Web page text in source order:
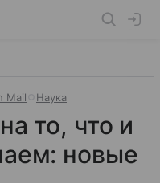
Mail Наука
то, что и
новые